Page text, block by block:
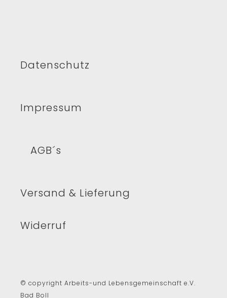
Datenschutz
Impressum
AGB´s
Versand & Lieferung
Widerruf
© copyright Arbeits-und Lebensgemeinschaft e.V.
Bad Boll